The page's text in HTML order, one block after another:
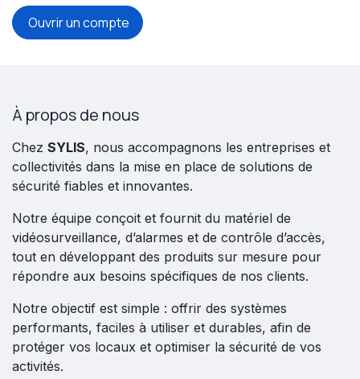
Ouvrir un compte
À propos de nous
Chez SYLIS, nous accompagnons les entreprises et
collectivités dans la mise en place de solutions de
sécurité fiables et innovantes.
Notre équipe conçoit et fournit du matériel de
vidéosurveillance, d’alarmes et de contrôle d’accès,
tout en développant des produits sur mesure pour
répondre aux besoins spécifiques de nos clients.
Notre objectif est simple : offrir des systèmes
performants, faciles à utiliser et durables, afin de
protéger vos locaux et optimiser la sécurité de vos
activités.